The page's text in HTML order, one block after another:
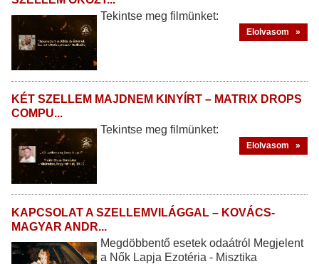
Tekintse meg filmünket:
Elolvasom »
KÉT SZELLEM MAJDNEM KINYÍRT – MATRIX DROPS
COMPU...
Tekintse meg filmünket:
Elolvasom »
KAPCSOLAT A SZELLEMVILÁGGAL – KOVÁCS-
MAGYAR ANDR...
Megdöbbentő esetek odaátról Megjelent
a Nők Lapja Ezotéria - Misztika